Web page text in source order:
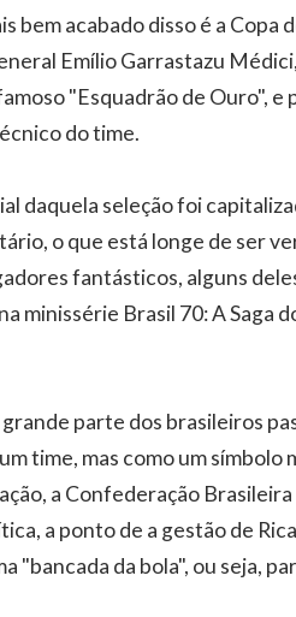
bem acabado disso é a
Emílio Garrastazu
"Esquadrão de Ouro",
do time.
daquela seleção foi
o que está longe de ser
fantásticos, alguns
minissérie Brasil 70: A Saga
parte dos brasileiros
time, mas como um
a Confederação
a ponto de a gestão de
"bancada da bola", ou seja,